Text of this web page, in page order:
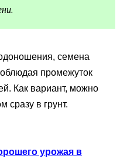
семена
промежуток
Как вариант, можно
сразу в грунт.
урожая в